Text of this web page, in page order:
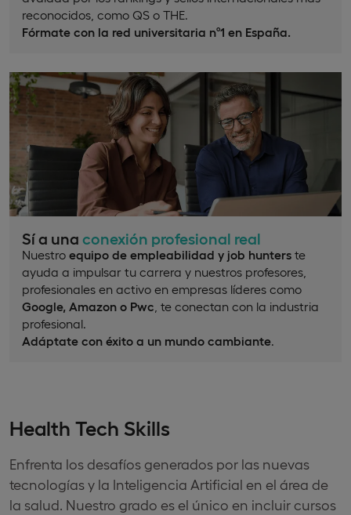
reconocidos, como QS o THE.
Fórmate con la red universitaria nº1 en España.
Sí a una conexión profesional real
Nuestro equipo de empleabilidad y job hunters te
ayuda a impulsar tu carrera y nuestros profesores,
profesionales en activo en empresas líderes como
Google, Amazon o Pwc , te conectan con la industria
profesional.
Adáptate con éxito a un mundo cambiante
Health Tech Skills
Enfrenta los desafíos generados por las nuevas
tecnologías y la Inteligencia Artificial en el área de
la salud. Nuestro grado es el único en incluir cursos